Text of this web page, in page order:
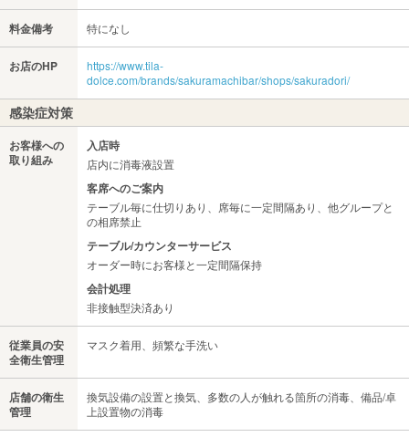
料金備考 特になし
お店のHP
https://www.tila-
dolce.com/brands/sakuramachibar/shops/sakuradori/
感染症対策
お客様への
取り組み
入店時
店内に消毒液設置
客席へのご案内
テーブル毎に仕切りあり、席毎に一定間隔あり、他グループと
の相席禁止
テーブル/カウンターサービス
オーダー時にお客様と一定間隔保持
会計処理
非接触型決済あり
従業員の安
全衛生管理
マスク着用、頻繁な手洗い
店舗の衛生
管理
換気設備の設置と換気、多数の人が触れる箇所の消毒、備品/卓
上設置物の消毒